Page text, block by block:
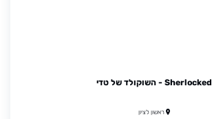
Sherlocked - השוקולד של טדי
ראשון לציון